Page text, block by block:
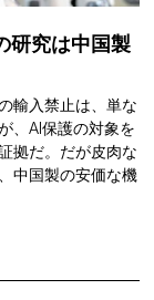
研究は中国製
輸入禁止は、単な
、AI保護の対象を
拠だ。だが皮肉な
中国製の安価な機